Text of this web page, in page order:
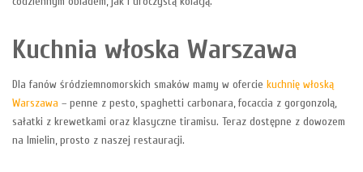
Kuchnia włoska Warszawa
Dla fanów śródziemnomorskich smaków mamy w ofercie kuchnię włoską
Warszawa – penne z pesto, spaghetti carbonara, focaccia z gorgonzolą,
sałatki z krewetkami oraz klasyczne tiramisu. Teraz dostępne z dowozem
na Imielin, prosto z naszej restauracji.